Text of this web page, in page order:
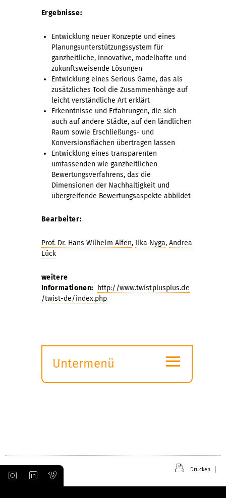
Ergebnisse:
Entwicklung neuer Konzepte und eines
Planungsunterstützungssystem für
ganzheitliche, innovative, modelhafte und
zukunftsweisende Lösungen
Entwicklung eines Serious Game, das als
zusätzliches Tool die Zusammenhänge auf
leicht verständliche Art erklärt
Erkenntnisse und Erfahrungen, die sich
auch auf andere Städte, auf den ländlichen
Raum sowie Erschließungs- und
Konversionsflächen übertragen lassen
Entwicklung eines transparenten
umfassenden wie ganzheitlichen
Bewertungsverfahrens, das die
Dimensionen der Nachhaltigkeit und
übergreifende Bewertungsaspekte abbildet
Bearbeiter:
Prof. Dr. Hans Wilhelm Alfen, Ilka Nyga,Andrea
Lück
weitere
Informationen:
http://www.twistplusplus.de
/twist-de/index.php
Untermenü
≡
Drucken